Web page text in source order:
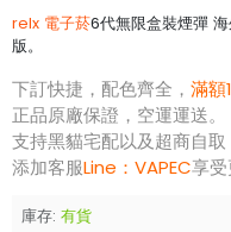
relx 電子菸6代無限盒裝煙彈
版。
下訂快捷，配色齊全， 滿額
正品原廠保證，空運運送。
支持黑貓宅配以及超商自取
添加客服Line： VAPEC享受
庫存: 有貨